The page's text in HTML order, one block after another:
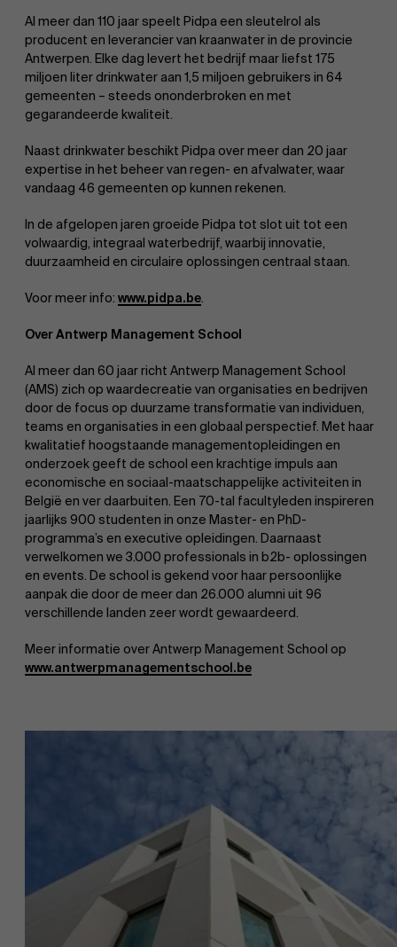
Ontdek onze faculty
Onderzoek
Over Antwerp Management School
Duurzaamheid op AMS
Partners
Evenementen
Nieuws
Werken bij AMS
Al meer dan 110 jaar speelt Pidpa een sleutelrol als
producent en leverancier van kraanwater in de provincie
Antwerpen. Elke dag levert het bedrijf maar liefst 175
miljoen liter drinkwater aan 1,5 miljoen gebruikers in 64
gemeenten – steeds ononderbroken en met
gegarandeerde kwaliteit.
Naast drinkwater beschikt Pidpa over meer dan 20 jaar
expertise in het beheer van regen- en afvalwater, waar
vandaag 46 gemeenten op kunnen rekenen.
In de afgelopen jaren groeide Pidpa tot slot uit tot een
volwaardig, integraal waterbedrijf, waarbij innovatie,
duurzaamheid en circulaire oplossingen centraal staan.
Voor meer info: www.pidpa.be.
Over Antwerp Management School
Al meer dan 60 jaar richt Antwerp Management School
(AMS) zich op waardecreatie van organisaties en bedrijven
door de focus op duurzame transformatie van individuen,
teams en organisaties in een globaal perspectief. Met haar
kwalitatief hoogstaande managementopleidingen en
onderzoek geeft de school een krachtige impuls aan
economische en sociaal-maatschappelijke activiteiten in
België en ver daarbuiten. Een 70-tal facultyleden inspireren
jaarlijks 900 studenten in onze Master- en PhD-
programma’s en executive opleidingen. Daarnaast
verwelkomen we 3.000 professionals in b2b- oplossingen
en events. De school is gekend voor haar persoonlijke
aanpak die door de meer dan 26.000 alumni uit 96
verschillende landen zeer wordt gewaardeerd.
Meer informatie over Antwerp Management School op
www.antwerpmanagementschool.be